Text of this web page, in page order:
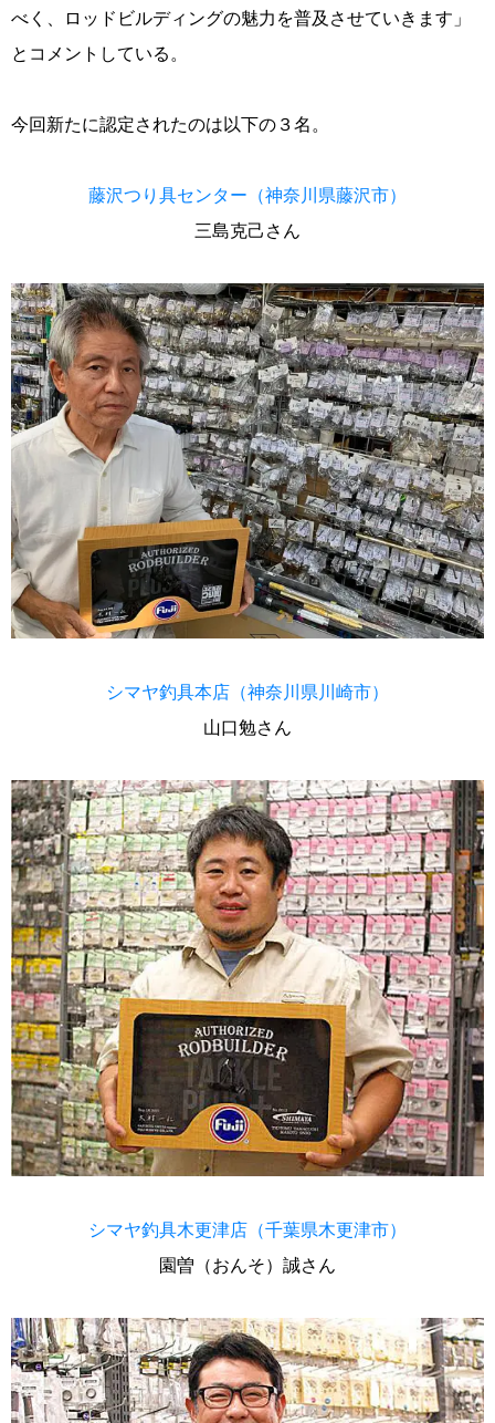
べく、ロッドビルディングの魅力を普及させていきます」
とコメントしている。
今回新たに認定されたのは以下の３名。
藤沢つり具センター（神奈川県藤沢市）
三島克己さん
シマヤ釣具本店（神奈川県川崎市）
山口勉さん
シマヤ釣具木更津店（千葉県木更津市）
園曽（おんそ）誠さん